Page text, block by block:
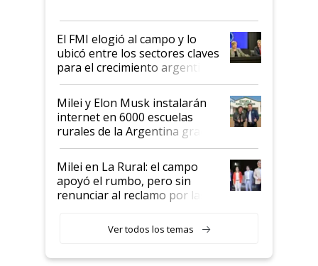
de Milei
El FMI elogió al campo y lo
ubicó entre los sectores claves
para el crecimiento argentino
Milei y Elon Musk instalarán
internet en 6000 escuelas
rurales de la Argentina gracias
a un acuerdo con Starlink
Milei en La Rural: el campo
apoyó el rumbo, pero sin
renunciar al reclamo por las
Ver todos los temas